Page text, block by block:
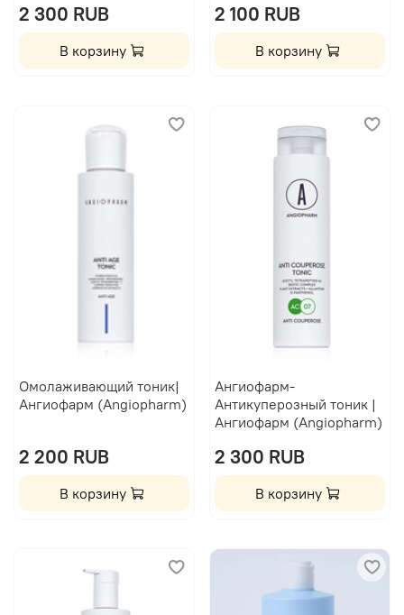
2 300 RUB
В корзину
2 100 RUB
В корзину
Омолаживающий тоник|
Ангиофарм (Angiopharm)
2 200 RUB
В корзину
Ангиофарм-
Антикуперозный тоник |
Ангиофарм (Angiopharm)
2 300 RUB
В корзину